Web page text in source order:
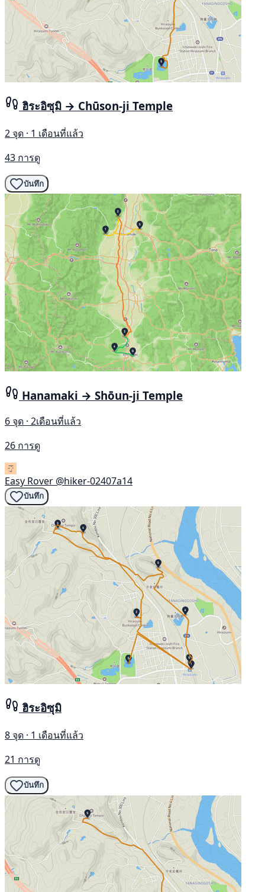
ฮิระอิซุมิ → Chūson-ji Temple
2 จุด · 1 เดือนที่แล้ว
43 การดู
บันทึก
Hanamaki → Shōun-ji Temple
6 จุด · 2เดือนที่แล้ว
26 การดู
Easy Rover @hiker-02407a14
บันทึก
ฮิระอิซุมิ
8 จุด · 1 เดือนที่แล้ว
21 การดู
บันทึก